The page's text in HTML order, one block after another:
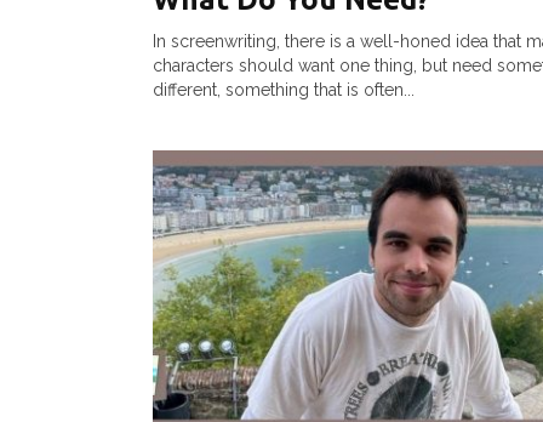
In screenwriting, there is a well-honed idea that
characters should want one thing, but need
different, something that is often...